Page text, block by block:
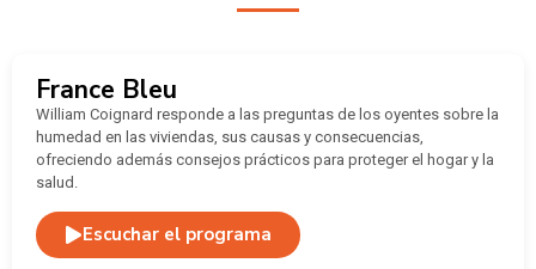
France Bleu
William Coignard responde a las preguntas de los oyentes sobre la
humedad en las viviendas, sus causas y consecuencias,
ofreciendo además consejos prácticos para proteger el hogar y la
salud.
Escuchar el programa